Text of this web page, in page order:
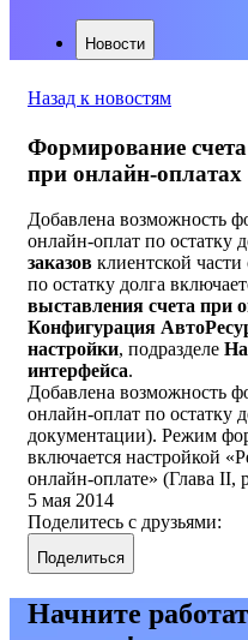
Новости
Назад к новостям
Формирование счета
при онлайн-оплатах
Добавлена возможность
онлайн-оплат по остатку
заказов клиентской
по остатку долга
выставления счета при
Конфигурация
настройки, подразделе
интерфейса.
Добавлена возможность
онлайн-оплат по остатку
документации). Режим
включается настройкой
онлайн-оплате» (Глава II,
5 мая 2014
Поделитесь с друзьями:
Поделиться
Начните